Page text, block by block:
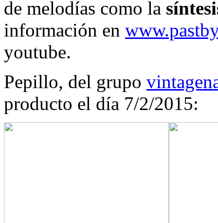
de melodías como la
información en
youtube.
Pepillo, del grupo
producto el día 7/2/2015: